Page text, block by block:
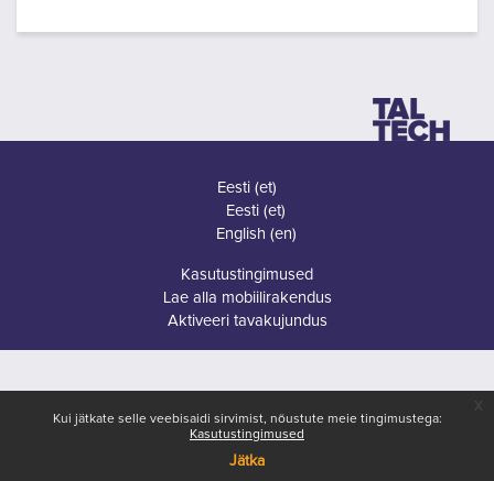
Kui jätkate selle veebisaidi sirvimist, nõustute meie tingimustega:
Kasutustingimused
Jätka
Eesti ‎(et)‎
Eesti ‎(et)‎
English ‎(en)‎
Kasutustingimused
Lae alla mobiilirakendus
Aktiveeri tavakujundus